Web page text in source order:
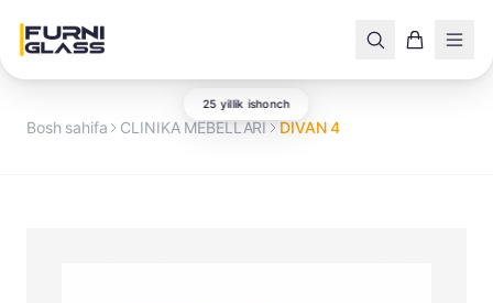
25 yillik ishonch
Bosh sahifa CLINIKA MEBELLARI DIVAN 4